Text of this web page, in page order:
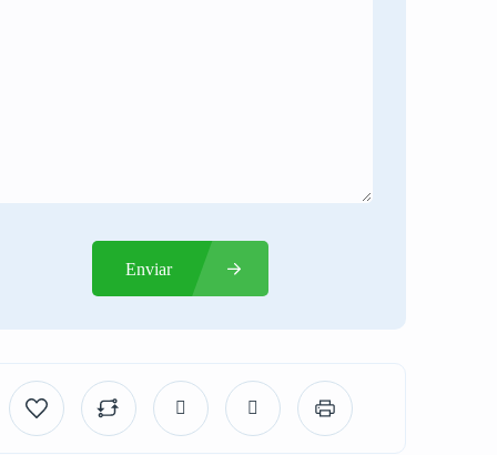
Enviar